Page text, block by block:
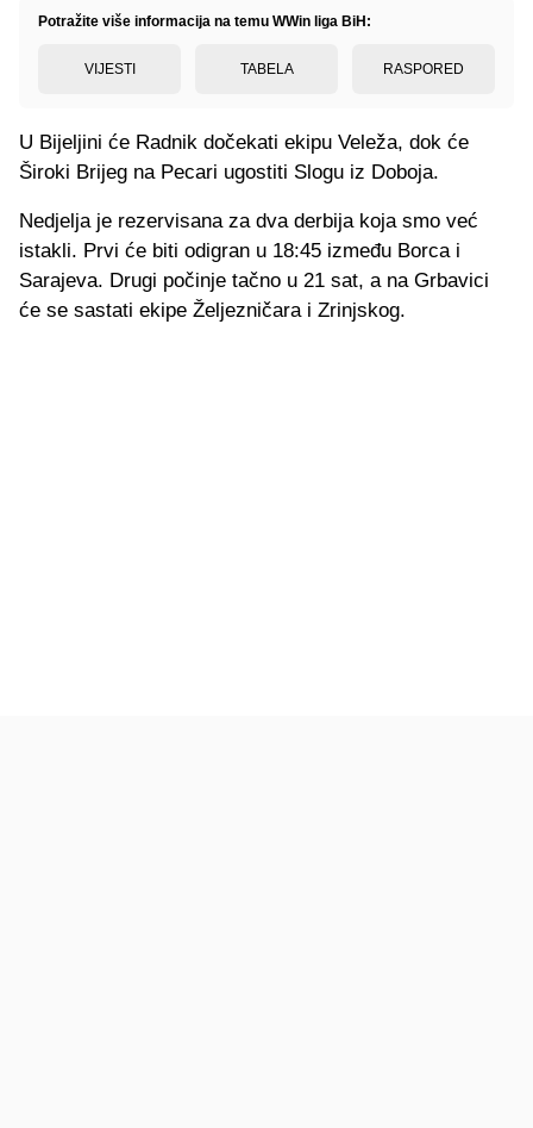
Potražite više informacija na temu WWin liga BiH:
VIJESTI TABELA RASPORED
U Bijeljini će Radnik dočekati ekipu Veleža, dok će
Široki Brijeg na Pecari ugostiti Slogu iz Doboja.
Nedjelja je rezervisana za dva derbija koja smo već
istakli. Prvi će biti odigran u 18:45 između Borca i
Sarajeva. Drugi počinje tačno u 21 sat, a na Grbavici
će se sastati ekipe Željezničara i Zrinjskog.